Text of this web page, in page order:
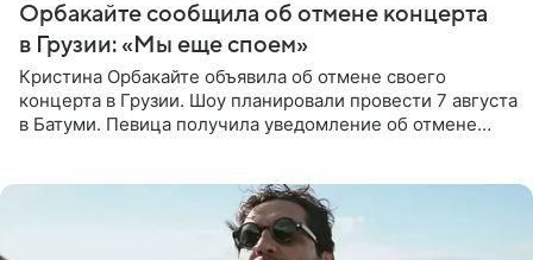
Орбакайте сообщила об отмене концерта
в Грузии: «Мы еще споем»
Кристина Орбакайте объявила об отмене своего
концерта в Грузии. Шоу планировали провести 7 августа
в Батуми. Певица получила уведомление об отмене